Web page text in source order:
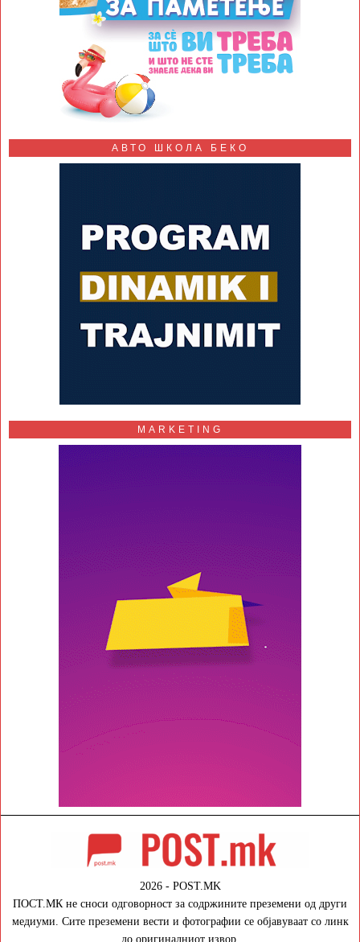
АВТО ШКОЛА БЕКО
MARKETING
2026 - POST.MK
ПОСТ.МК не сноси одговорност за содржините преземени од други
медиуми. Сите преземени вести и фотографии се објавуваат со линк
до оригиналниот извор.